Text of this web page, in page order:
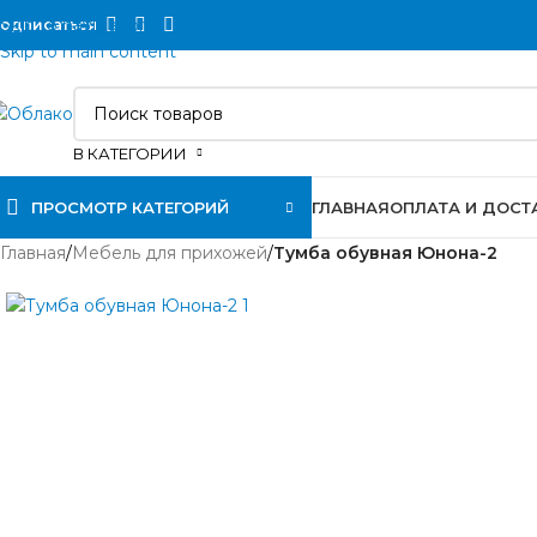
Skip to navigation
Skip to main content
В КАТЕГОРИИ
ПРОСМОТР КАТЕГОРИЙ ГЛАВНАЯОПЛАТА И
Главная/Мебель для прихожей/Тумба обувная Юнона-2